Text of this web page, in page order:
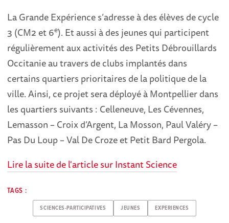
La Grande Expérience s’adresse à des élèves de cycle
3 (CM2 et 6e). Et aussi à des jeunes qui participent
régulièrement aux activités des Petits Débrouillards
Occitanie au travers de clubs implantés dans
certains quartiers prioritaires de la politique de la
ville. Ainsi, ce projet sera déployé à Montpellier dans
les quartiers suivants : Celleneuve, Les Cévennes,
Lemasson – Croix d’Argent, La Mosson, Paul Valéry –
Pas Du Loup – Val De Croze et Petit Bard Pergola.
Lire la suite de l'article sur Instant Science
TAGS :
SCIENCES-PARTICIPATIVES JEUNES EXPERIENCES